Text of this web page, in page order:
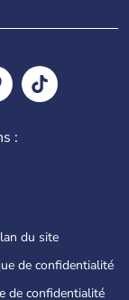
:
du site
de confidentialité
de confidentialité